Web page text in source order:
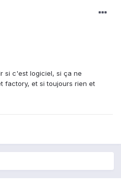
si c'est logiciel, si ça ne
factory, et si toujours rien et